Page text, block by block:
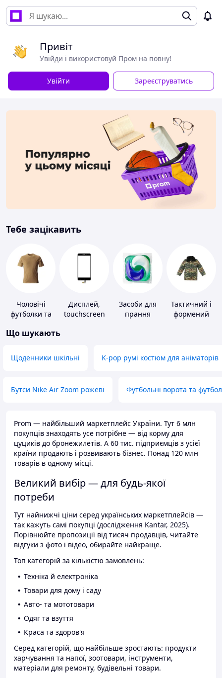
Привіт
Увійди і використовуй Пром на повну!
Увійти Зареєструватись
Тебе зацікавить
Чоловічі
футболки та
Дисплей,
touchscreen
Засоби для
прання
Тактичний і
формений
Що шукають
Щоденники шкільні K-pop румі костюм для аніматорів
Бутси Nike Air Zoom рожеві Футбольні ворота та
Prom — найбільший маркетплейс України. Тут 6 млн
покупців знаходять усе потрібне — від корму для
цуциків до бронежилетів. А 60 тис. підприємців з усієї
країни продають і розвивають бізнес. Понад 120 млн
товарів в одному місці.
Великий вибір — для будь-якої
потреби
Тут найнижчі ціни серед українських маркетплейсів —
так кажуть самі покупці (дослідження Kantar, 2025).
Порівнюйте пропозиції від тисяч продавців, читайте
відгуки з фото і відео, обирайте найкраще.
Топ категорій за кількістю замовлень:
Техніка й електроніка
Товари для дому і саду
Авто- та мототовари
Одяг та взуття
Краса та здоров'я
Серед категорій, що найбільше зростають: продукти
харчування та напої, зоотовари, інструменти,
матеріали для ремонту, будівельні товари.